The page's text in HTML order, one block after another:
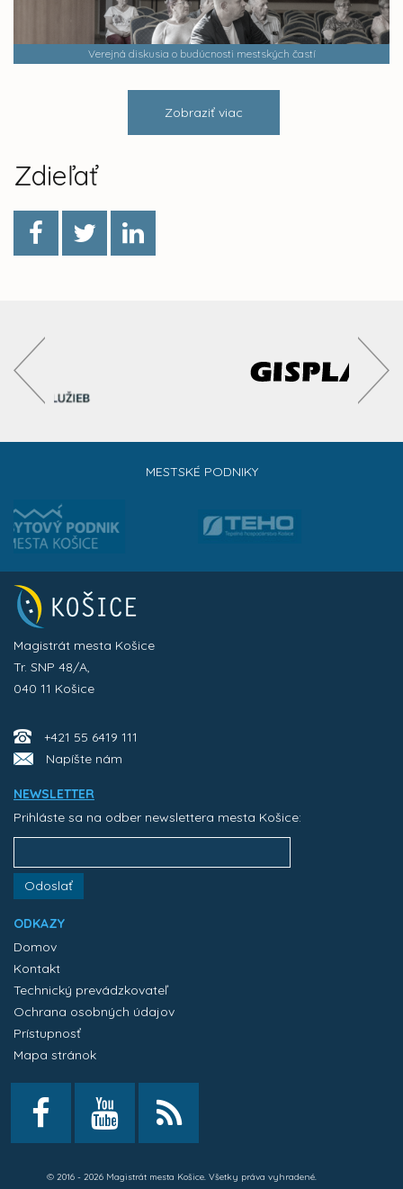
Verejná diskusia o budúcnosti mestských častí
Zobraziť viac
Zdieľať
MESTSKÉ PODNIKY
Magistrát mesta Košice
Tr. SNP 48/A,
040 11 Košice
+421 55 6419 111
Napíšte nám
NEWSLETTER
Prihláste sa na odber newslettera mesta Košice:
Odoslať
ODKAZY
Domov
Kontakt
Technický prevádzkovateľ
Ochrana osobných údajov
Prístupnosť
Mapa stránok
© 2016 - 2026 Magistrát mesta Košice. Všetky práva vyhradené.